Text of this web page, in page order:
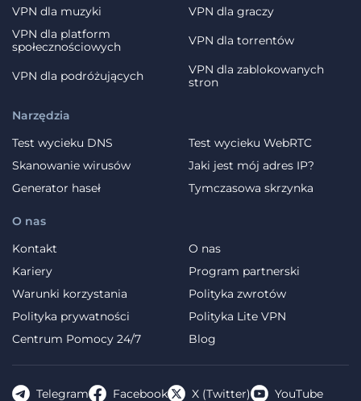
VPN dla muzyki
VPN dla graczy
VPN dla platform
społecznościowych
VPN dla torrentów
VPN dla podróżujących
VPN dla zablokowanych
stron
O nas
Kontakt
O nas
Kariery
Program partnerski
Warunki korzystania
Polityka zwrotów
Polityka prywatności
Polityka Lite VPN
Centrum Pomocy 24/7
Blog
Narzędzia
Test wycieku DNS
Test wycieku WebRTC
Skanowanie wirusów
Jaki jest mój adres IP?
Generator haseł
Tymczasowa skrzynka
Telegram Facebook X (Twitter) YouTube